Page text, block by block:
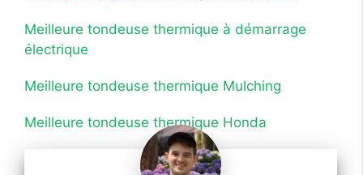
Meilleure tondeuse thermique à démarrage
électrique
Meilleure tondeuse thermique Mulching
Meilleure tondeuse thermique Honda